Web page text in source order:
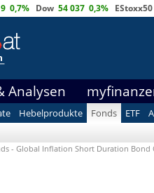
0,7% Dow 54 037 0,3% EStoxx50
Analysen
Hebelprodukte Fonds ETF
- Global Inflation Short Duration Bond